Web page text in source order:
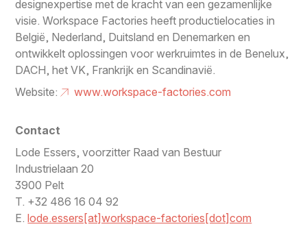
designexpertise met de kracht van een gezamenlijke
visie. Workspace Factories heeft productielocaties in
België, Nederland, Duitsland en Denemarken en
ontwikkelt oplossingen voor werkruimtes in de Benelux,
DACH, het VK, Frankrijk en Scandinavië.
Website:
www.workspace-factories.com
Contact
Lode Essers, voorzitter Raad van Bestuur
Industrielaan 20
3900 Pelt
T. +32 486 16 04 92
E.lode.essers[at]workspace-factories[dot]com